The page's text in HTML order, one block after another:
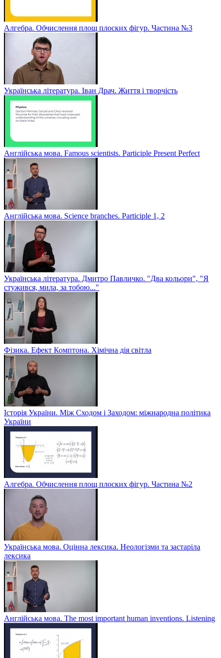
Алгебра. Обчислення площ плоских фігур. Частина №3
Українська література. Іван Драч. Життя і творчість
Англійська мова. Famous scientists. Participle Present Perfect
Англійська мова. Sсience branches. Participle 1, 2
Українська література. Дмитро Павличко. "Два кольори", "Я
стужився, мила, за тобою..."
Фізика. Ефект Комптона. Хімічна дія світла
Історія України. Між Сходом і Заходом: міжнародна політика
України
Алгебра. Обчислення площ плоских фігур. Частина №2
Українська мова. Оцінна лексика. Неологізми та застаріла
лексика
Англійська мова. The most important human inventions. Listening